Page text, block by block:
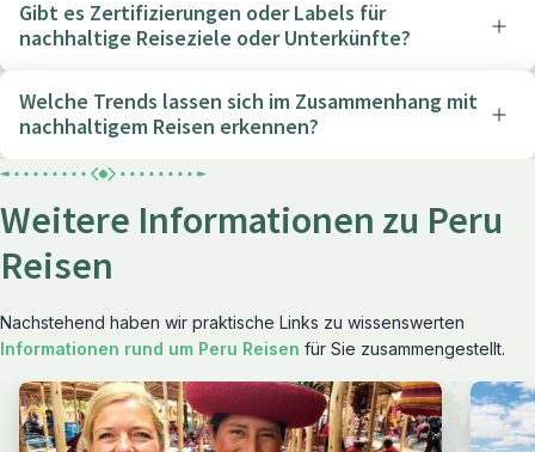
Gibt es Zertifizierungen oder Labels für
nachhaltige Reiseziele oder Unterkünfte?
Welche Trends lassen sich im Zusammenhang mit
nachhaltigem Reisen erkennen?
Weitere Informationen zu Peru
Reisen
Nachstehend haben wir praktische Links zu wissenswerten
Informationen rund um Peru Reisen für Sie zusammengestellt.